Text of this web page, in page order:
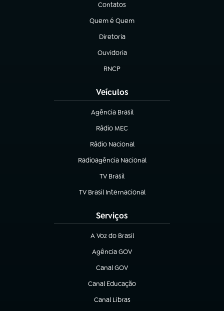
Contatos
(abre em nova aba)
Quem é Quem
(abre em nova aba)
Diretoria
(abre em nova aba)
Ouvidoria
(abre em nova aba)
RNCP
(abre em nova aba)
Veículos
Agência Brasil
(abre em nova aba)
Rádio MEC
(abre em nova aba)
Rádio Nacional
Radioagência Nacional
(abre em nova aba)
TV Brasil
(abre em nova aba)
TV Brasil Internacional
(abre em nova aba)
Serviços
A Voz do Brasil
(abre em nova aba)
Agência GOV
(abre em nova aba)
Canal GOV
(abre em nova aba)
Canal Educação
(abre em nova aba)
Canal Libras
(abre em nova aba)